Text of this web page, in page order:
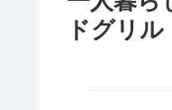
ドグリ